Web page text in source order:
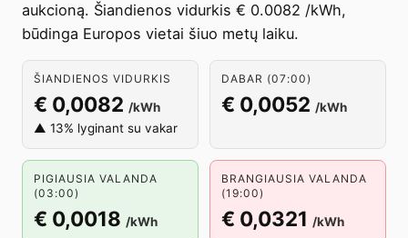
aukcioną. Šiandienos vidurkis € 0.0082 /kWh,
būdinga Europos vietai šiuo metų laiku.
ŠIANDIENOS VIDURKIS
€ 0,0082 /kWh
▲ 13% lyginant su vakar
DABAR (07:00)
€ 0,0052 /kWh
PIGIAUSIA VALANDA
(03:00)
€ 0,0018 /kWh
BRANGIAUSIA VALANDA
(19:00)
€ 0,0321 /kWh